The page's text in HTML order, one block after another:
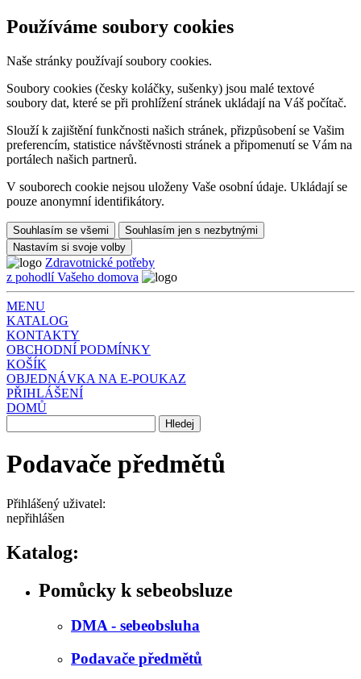
Používáme soubory cookies
Naše stránky používají soubory cookies.
Soubory cookies (česky koláčky, sušenky) jsou malé textové
soubory dat, které se při prohlížení stránek ukládají na Váš počítač.
Slouží k zajištění funkčnosti našich stránek, přizpůsobení se Vašim
preferencím, statistice návštěvnosti stránek a připomenutí se Vám na
portálech našich partnerů.
V souborech cookie nejsou uloženy Vaše osobní údaje. Ukládají se
pouze anonymní identifikátory.
Souhlasím se všemi
Souhlasím jen s nezbytnými
Nastavím si svoje volby
Zdravotnické potřeby
z pohodlí Vašeho domova
MENU
KATALOG
KONTAKTY
OBCHODNÍ PODMÍNKY
KOŠÍK
OBJEDNÁVKA NA E-POUKAZ
PŘIHLÁŠENÍ
DOMŮ
Podavače předmětů
Přihlášený uživatel:
nepřihlášen
Katalog:
Pomůcky k sebeobsluze
DMA - sebeobsluha
Podavače předmětů